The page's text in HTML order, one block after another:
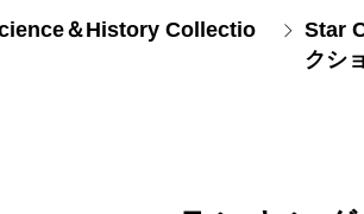
＆History Collectio
Star
クシ